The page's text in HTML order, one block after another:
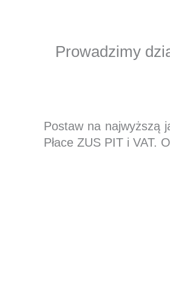
Prowadzimy
Postaw na najwyższą
Płace ZUS PIT i VAT.